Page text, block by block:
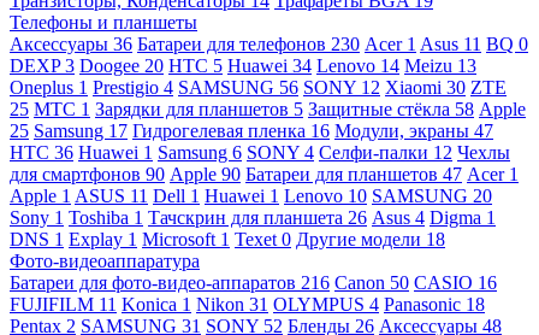
Телефоны и планшеты
Аксессуары 36 Батареи для телефонов 230 Acer 1 Asus 11 BQ 0
DEXP3 Doogee 20 HTC 5 Huawei 34 Lenovo 14 Meizu 13
Oneplus 1 Prestigio 4 SAMSUNG 56 SONY 12 Xiaomi 30 ZTE
25 МТС 1 Зарядки для планшетов 5 Защитные стёкла 58 Apple
25 Samsung 17 Гидрогелевая пленка 16 Модули, экраны 47
HTC 36 Huawei 1 Samsung 6 SONY 4 Селфи-палки 12 Чехлы
для смартфонов 90 Apple 90 Батареи для планшетов 47 Acer 1
Apple 1 ASUS 11 Dell 1 Huawei 1 Lenovo 10 SAMSUNG 20
Sony 1 Toshiba 1 Тачскрин для планшета 26 Asus 4 Digma 1
DNS 1 Explay 1 Microsoft 1 Texet 0 Другие модели 18
Фото-видеоаппаратура
Батареи для фото-видео-аппаратов 216 Canon 50 CASIO 16
FUJIFILM 11 Konica 1 Nikon 31 OLYMPUS 4 Panasonic 18
Pentax 2 SAMSUNG 31 SONY 52 Бленды 26 Аксессуары 48